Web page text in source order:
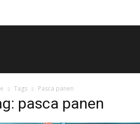
Tags Pasca panen
pasca panen